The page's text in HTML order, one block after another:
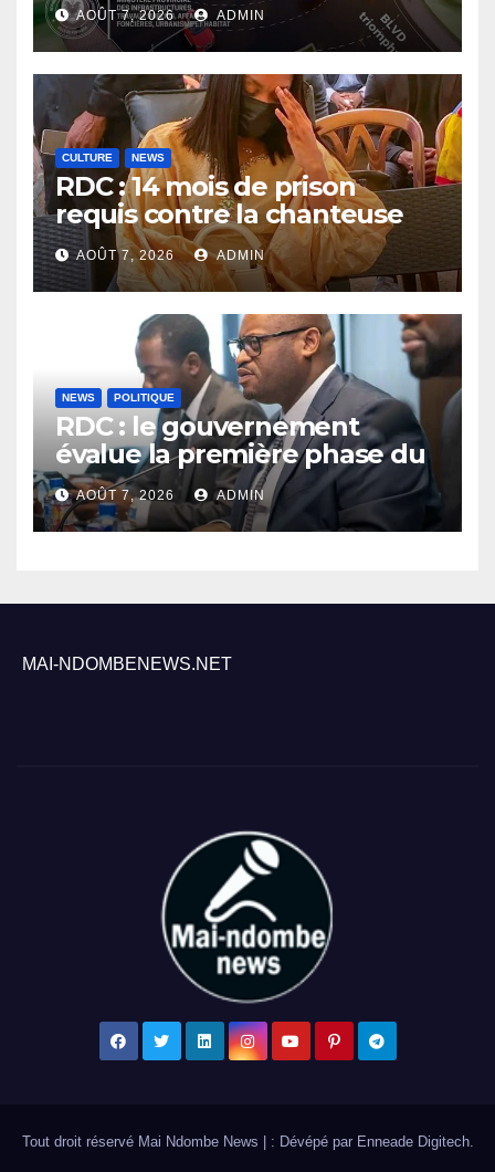
Tshisekedi
AOÛT 7, 2026 ADMIN
CULTURE NEWS
RDC : 14 mois de prison
requis contre la chanteuse
Rebo Tchulo, la partie civile
réclame 250 000 USD de
dommages et intérêts
AOÛT 7, 2026 ADMIN
NEWS POLITIQUE
RDC : le gouvernement
évalue la première phase du
PDL-145T et prépare la
relance du programme
AOÛT 7, 2026 ADMIN
MAI-NDOMBENEWS.NET
Tout droit réservé Mai Ndombe News : Dévépé par Enneade Digitech.